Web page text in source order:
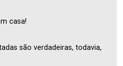
casa!
são verdadeiras, todavia,